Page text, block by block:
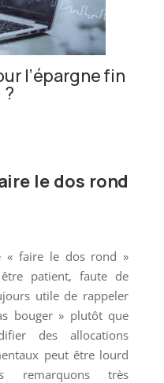
l’épargne fin
le dos rond
« faire le dos rond »
patient, faute de
utile de rappeler
bouger » plutôt que
des allocations
peut être lourd
remarquons très